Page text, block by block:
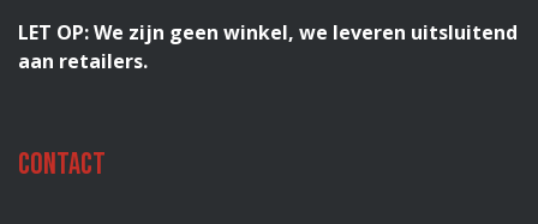
LET OP: We zijn geen winkel, we leveren uitsluitend
aan retailers.
Contact